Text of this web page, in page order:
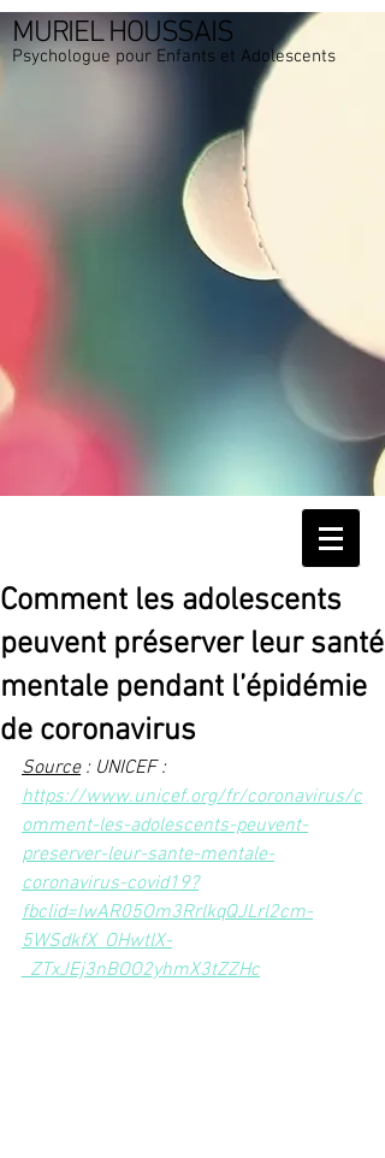
MURIEL HOUSSAIS
Psychologue pour Enfants et Adolescents
Comment les adolescents
peuvent préserver leur santé
mentale pendant l’épidémie
de coronavirus
Source : UNICEF :
https://www.unicef.org/fr/coronavirus/c
omment-les-adolescents-peuvent-
preserver-leur-sante-mentale-
coronavirus-covid19?
fbclid=IwAR05Om3RrlkqQJLrl2cm-
5WSdkfX_OHwtlX-
_ZTxJEj3nBOO2yhmX3tZZHc